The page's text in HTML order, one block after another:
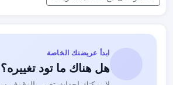
ابدأ عريضتك الخاصة
هل هناك ما تود تغييره؟